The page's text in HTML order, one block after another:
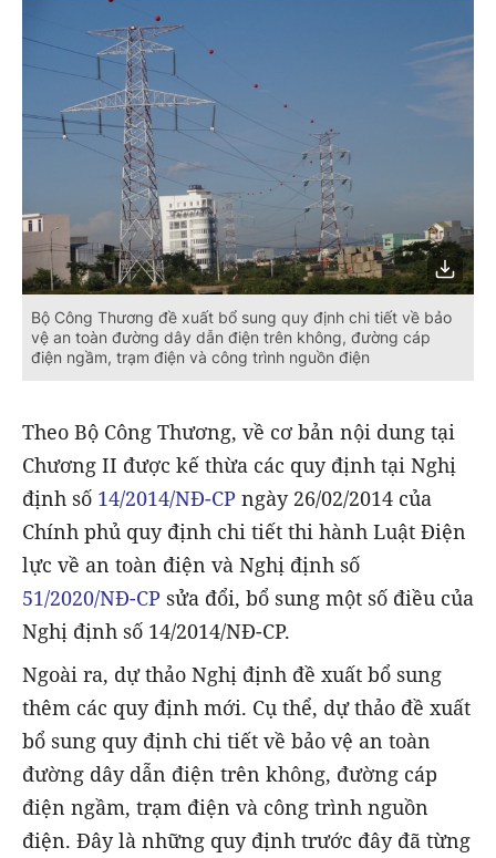
Bộ Công Thương đề xuất bổ sung quy định chi tiết về bảo
vệ an toàn đường dây dẫn điện trên không, đường cáp
điện ngầm, trạm điện và công trình nguồn điện
Theo Bộ Công Thương, về cơ bản nội dung tại
Chương II được kế thừa các quy định tại Nghị
định số 14/2014/NĐ-CP ngày 26/02/2014 của
Chính phủ quy định chi tiết thi hành Luật Điện
lực về an toàn điện và Nghị định số
51/2020/NĐ-CP sửa đổi, bổ sung một số điều của
Nghị định số 14/2014/NĐ-CP.
Ngoài ra, dự thảo Nghị định đề xuất bổ sung
thêm các quy định mới. Cụ thể, dự thảo đề xuất
bổ sung quy định chi tiết về bảo vệ an toàn
đường dây dẫn điện trên không, đường cáp
điện ngầm, trạm điện và công trình nguồn
điện. Đây là những quy định trước đây đã từng